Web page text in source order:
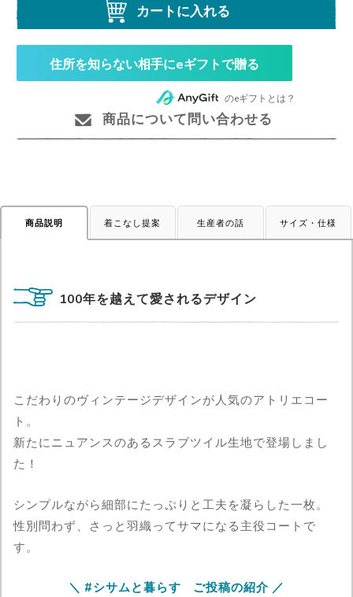
カートに入れる
住所を知らない相手にeギフトで贈る
のeギフトとは？
商品について問い合わせる
商品説明 着こなし提案 生産者の話 サイズ・仕様
100年を越えて愛されるデザイン
こだわりのヴィンテージデザインが人気のアトリエコー
ト。
新たにニュアンスのあるスラブツイル生地で登場しまし
た！
シンプルながら細部にたっぷりと工夫を凝らした一枚。
性別問わず、さっと羽織ってサマになる主役コートで
す。
＼ #シサムと暮らす ご投稿の紹介 ／